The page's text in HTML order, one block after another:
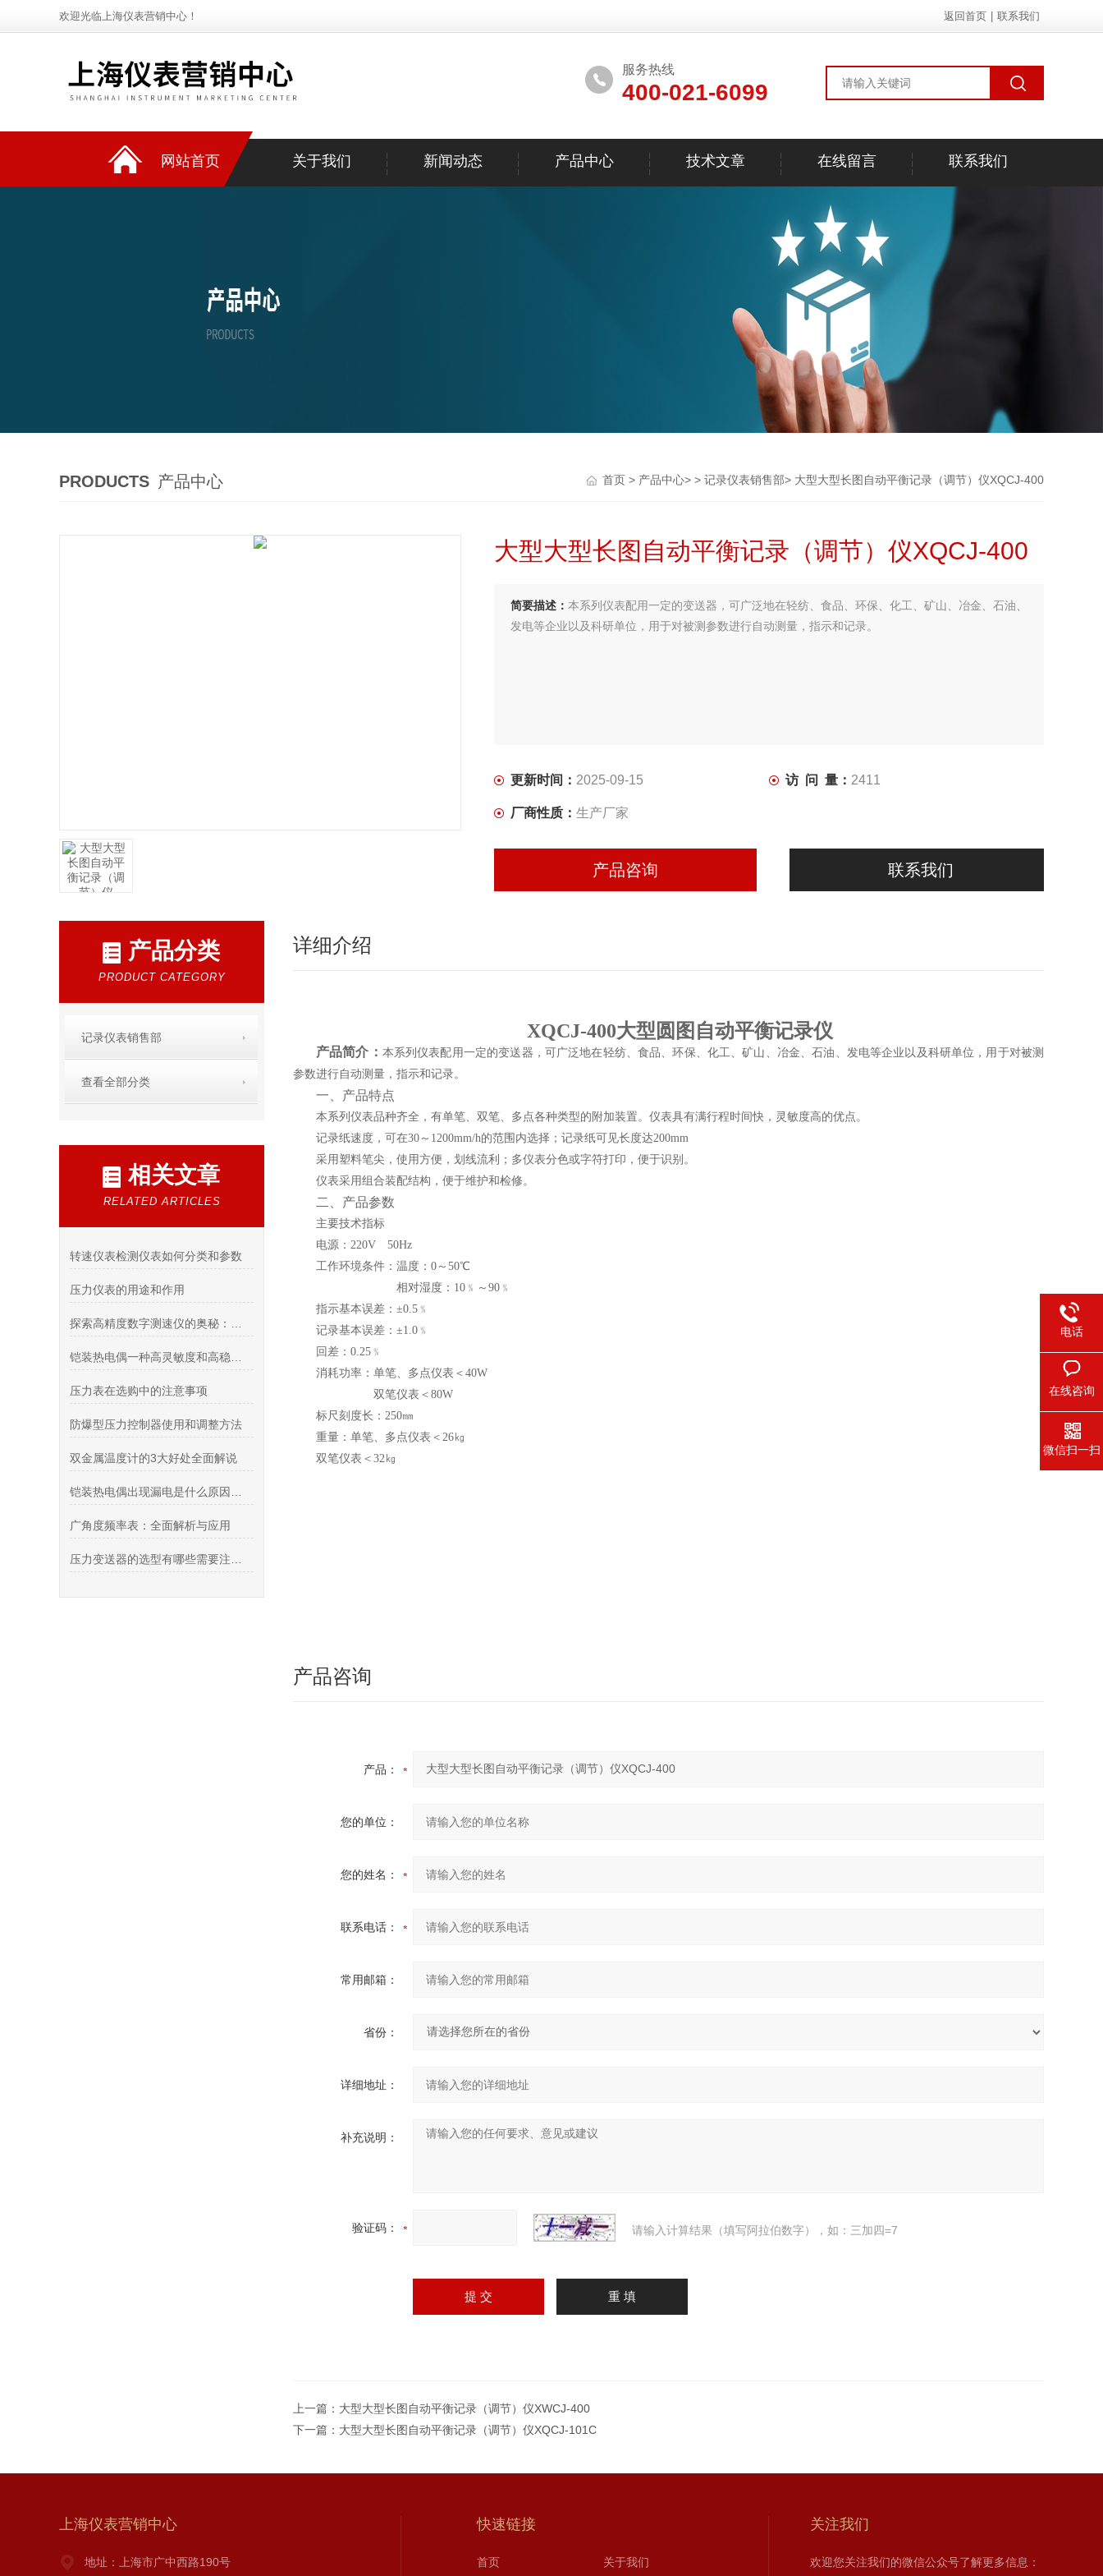
欢迎光临上海仪表营销中心！ 返回首页 联系我们
服务热线
400-021-6099
网站首页 关于我们 新闻动态 产品中心 技术文章 在线留言 联系我们
PRODUCTS 产品中心 首页 > 产品中心> > 记录仪表销售部> 大型大型长图自动平衡记录（调节）仪XQCJ-400
大型大型长图自动平衡记录（调节）仪XQCJ-400
简要描述： 本系列仪表配用一定的变送器，可广泛地在轻纺、食品、环保、化工、矿山、冶金、石油、
发电等企业以及科研单位，用于对被测参数进行自动测量，指示和记录。
更新时间： 2025-09-15 访 问 量： 2411
厂商性质： 生产厂家
产品咨询 联系我们
产品分类
PRODUCT CATEGORY
记录仪表销售部
查看全部分类
相关文章
RELATED ARTICLES
转速仪表检测仪表如何分类和参数
压力仪表的用途和作用
压力表在选购中的注意事项
防爆型压力控制器使用和调整方法
双金属温度计的3大好处全面解说
广角度频率表：全面解析与应用
详细介绍
XQCJ-400大型圆图自动平衡记录仪
产品简介： 本系列仪表配用一定的变送器，可广泛地在轻纺、食品、环保、化工、矿山、冶金、石油、发电等企业以及科研单位，用于对被测
参数进行自动测量，指示和记录。
一、 产品特点
本系列仪表品种齐全，有单笔、双笔、多点各种类型的附加装置。仪表具有满行程时间快，灵敏度高的优点。
记录纸速度，可在30～1200mm/h的范围内选择；记录纸可见长度达200mm
采用塑料笔尖，使用方便，划线流利；多仪表分色或字符打印，便于识别。
仪表采用组合装配结构，便于维护和检修。
二、 产品参数
主要技术指标
电源：220V 50Hz
工作环境条件：温度：0～50℃
相对湿度：10﹪～90﹪
指示基本误差：±0.5﹪
记录基本误差：±1.0﹪
回差：0.25﹪
消耗功率：单笔、多点仪表＜40W
双笔仪表＜80W
标尺刻度长：250㎜
重量：单笔、多点仪表＜26㎏
双笔仪表＜32㎏
产品咨询
产品：
您的单位：
您的姓名：
联系电话：
常用邮箱：
省份：
详细地址：
补充说明：
验证码： 请输入计算结果（填写阿拉伯数字），如：三加四=7
上一篇： 大型大型长图自动平衡记录（调节）仪XWCJ-400
下一篇： 大型大型长图自动平衡记录（调节）仪XQCJ-101C
上海仪表营销中心
地址：上海市广中西路190号
快速链接
首页 关于我们
关注我们
欢迎您关注我们的微信公众号了解更多信息：
电话
在线咨询
微信扫一扫